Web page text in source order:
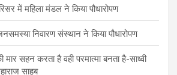
में महिला मंडल ने किया पौधारोपण
निवारण संस्थान ने किया पौधारोपण
मार सहन करता है वही परमात्मा बनता है-साध्वी
साहब